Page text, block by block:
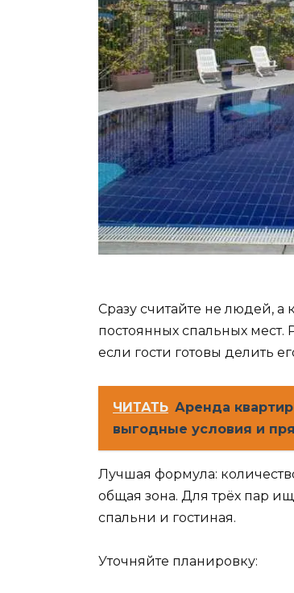
Сразу считайте не людей, а
постоянных спальных мест.
если гости готовы делить
ЧИТАТЬ Аренда
выгодные условия и
Лучшая формула:
общая зона. Для трёх пар
спальни и гостиная.
Уточняйте планировку: